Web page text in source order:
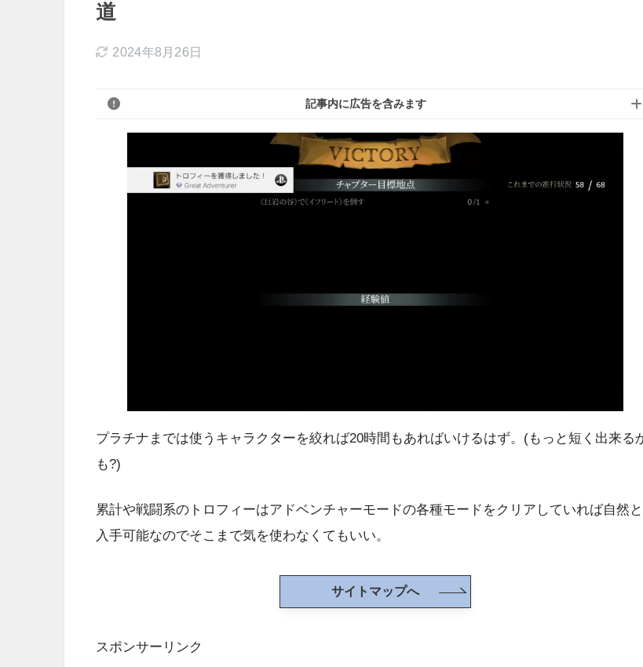
道
2024年8月26日
記事内に広告を含みます
プラチナまでは使うキャラクターを絞れば20時間もあればいけるはず。(もっと短く出来る
も?)
累計や戦闘系のトロフィーはアドベンチャーモードの各種モードをクリアしていれば自然と
入手可能なのでそこまで気を使わなくてもいい。
サイトマップへ
スポンサーリンク